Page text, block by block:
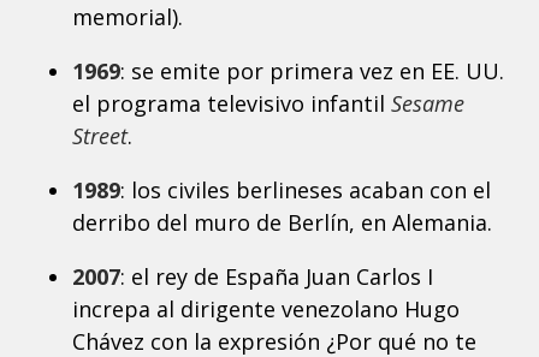
memorial).
1969: se emite por primera vez en EE. UU.
el programa televisivo infantil Sesame
Street.
1989: los civiles berlineses acaban con el
derribo del muro de Berlín, en Alemania.
2007: el rey de España Juan Carlos I
increpa al dirigente venezolano Hugo
Chávez con la expresión ¿Por qué no te